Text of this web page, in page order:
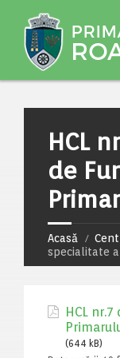
HCL
de
Acasă
specialitate
HCL
(644 kB)